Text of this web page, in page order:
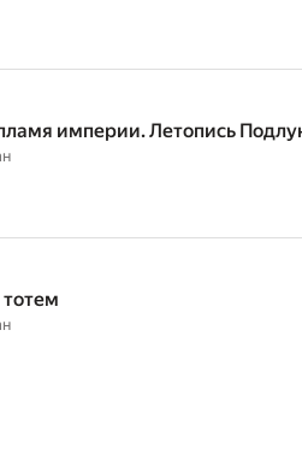
империи. Летопись